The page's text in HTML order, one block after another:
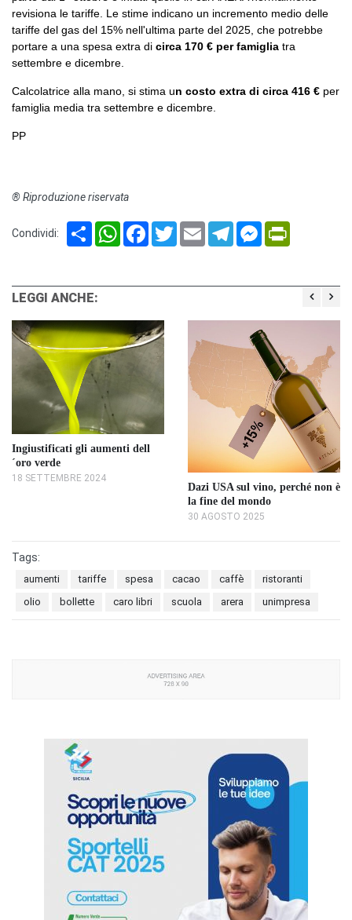
revisiona le tariffe. Le stime indicano un incremento medio delle
tariffe del gas del 15% nell'ultima parte del 2025, che potrebbe
portare a una spesa extra di circa 170 € per famiglia tra
settembre e dicembre.
Calcolatrice alla mano, si stima un costo extra di circa 416 € per
famiglia media tra settembre e dicembre.
PP
® Riproduzione riservata
Condividi: Share WhatsAppFacebook
TwitterEmail TelegramMessenger
LEGGI ANCHE:
Ingiustificati gli aumenti dell
´oro verde
18 SETTEMBRE 2024
Dazi USA sul vino, perché non è
la fine del mondo
30 AGOSTO 2025
Tags:
aumenti tariffe spesa cacao caffè
ristoranti
olio
bollette caro libri scuola arera unimpresa